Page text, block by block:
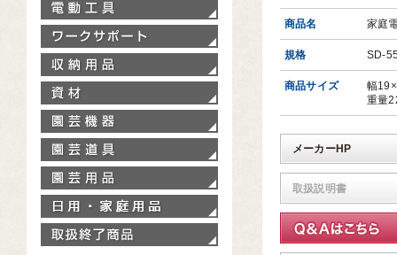
商品名 家庭
規格 SD-
商品サイズ
幅
重量
メーカーHP
取扱説明書
ワークサポート